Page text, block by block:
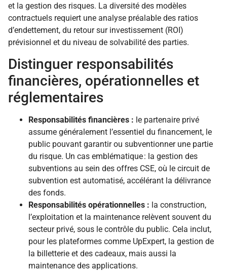
et la gestion des risques. La diversité des modèles
contractuels requiert une analyse préalable des ratios
d’endettement, du retour sur investissement (ROI)
prévisionnel et du niveau de solvabilité des parties.
Distinguer responsabilités
financières, opérationnelles et
réglementaires
Responsabilités financières : le partenaire privé
assume généralement l’essentiel du financement, le
public pouvant garantir ou subventionner une partie
du risque. Un cas emblématique : la gestion des
subventions au sein des offres CSE, où le circuit de
subvention est automatisé, accélérant la délivrance
des fonds.
Responsabilités opérationnelles : la construction,
l’exploitation et la maintenance relèvent souvent du
secteur privé, sous le contrôle du public. Cela inclut,
pour les plateformes comme UpExpert, la gestion de
la billetterie et des cadeaux, mais aussi la
maintenance des applications.